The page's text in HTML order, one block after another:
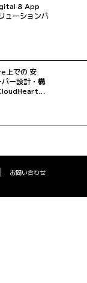
& App
上での 安
ー設計・構
」
お問い合わせ